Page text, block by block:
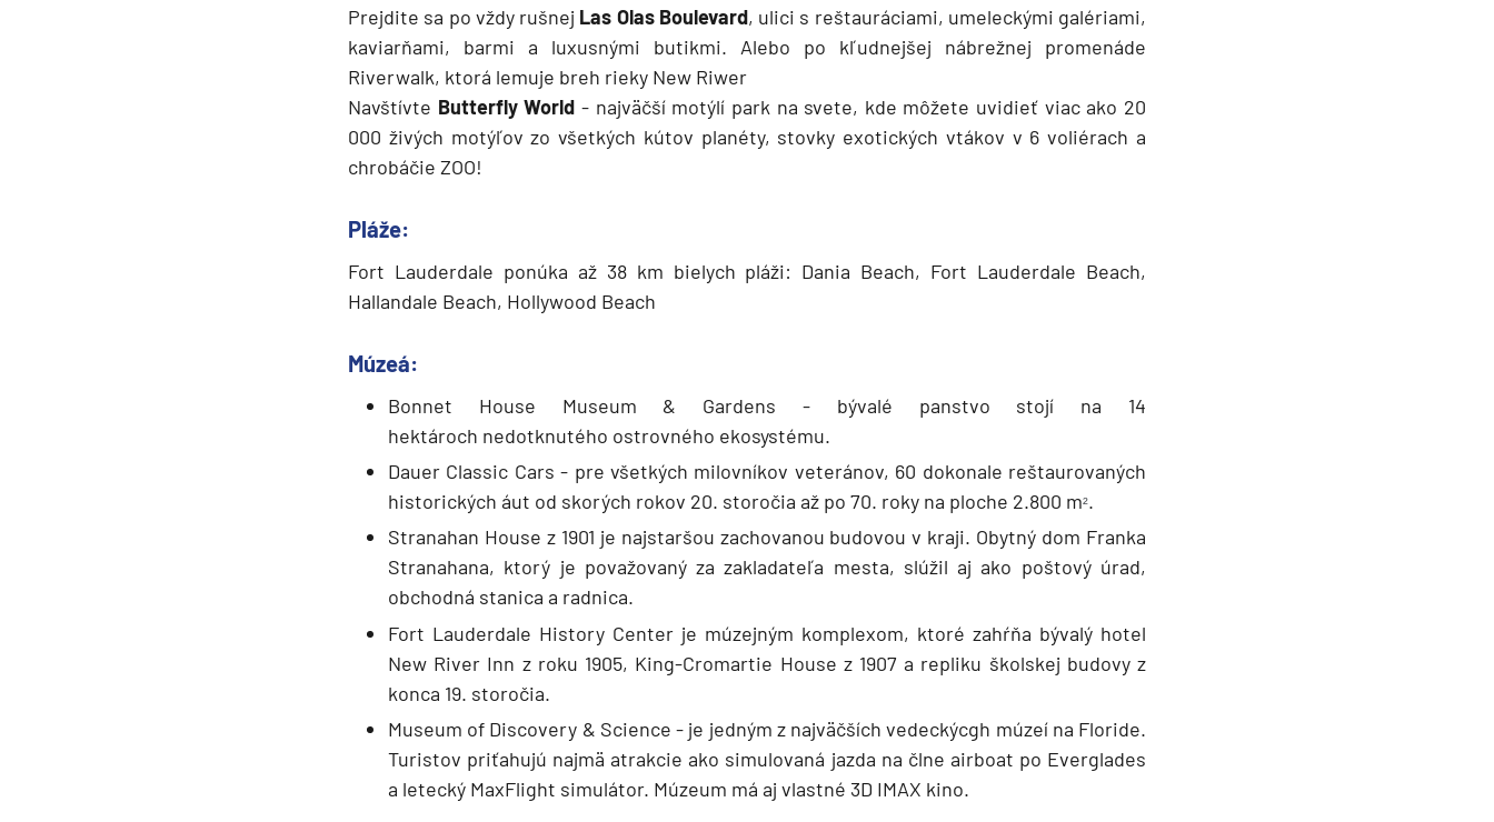
Prejdite sa po vždy rušnej Las Olas Boulevard, ulici s reštauráciami, umeleckými galériami,
kaviarňami, barmi a luxusnými butikmi. Alebo po kľudnejšej nábrežnej promenáde
Riverwalk, ktorá lemuje breh rieky New Riwer
Navštívte Butterfly World - najväčší motýlí park na svete, kde môžete uvidieť viac ako 20
000 živých motýľov zo všetkých kútov planéty, stovky exotických vtákov v 6 voliérach a
chrobáčie ZOO!
Pláže:
Fort Lauderdale ponúka až 38 km bielych pláži: Dania Beach, Fort Lauderdale Beach,
Hallandale Beach, Hollywood Beach
Múzeá:
Bonnet House Museum & Gardens - bývalé panstvo stojí na 14
hektároch nedotknutého ostrovného ekosystému.
Dauer Classic Cars - pre všetkých milovníkov veteránov, 60 dokonale reštaurovaných
historických áut od skorých rokov 20. storočia až po 70. roky na ploche 2.800 m².
Stranahan House z 1901 je najstaršou zachovanou budovou v kraji. Obytný dom Franka
Stranahana, ktorý je považovaný za zakladateľa mesta, slúžil aj ako poštový úrad,
obchodná stanica a radnica.
Fort Lauderdale History Center je múzejným komplexom, ktoré zahŕňa bývalý hotel
New River Inn z roku 1905, King-Cromartie House z 1907 a repliku školskej budovy z
konca 19. storočia.
Museum of Discovery & Science - je jedným z najväčších vedeckýcgh múzeí na Floride.
Turistov priťahujú najmä atrakcie ako simulovaná jazda na člne airboat po Everglades
a letecký MaxFlight simulátor. Múzeum má aj vlastné 3D IMAX kino.